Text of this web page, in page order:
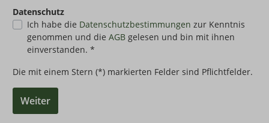
Datenschutz
Ich habe die Datenschutzbestimmungen zur Kenntnis
genommen und die AGB gelesen und bin mit ihnen
einverstanden. *
Die mit einem Stern (*) markierten Felder sind Pflichtfelder.
Weiter